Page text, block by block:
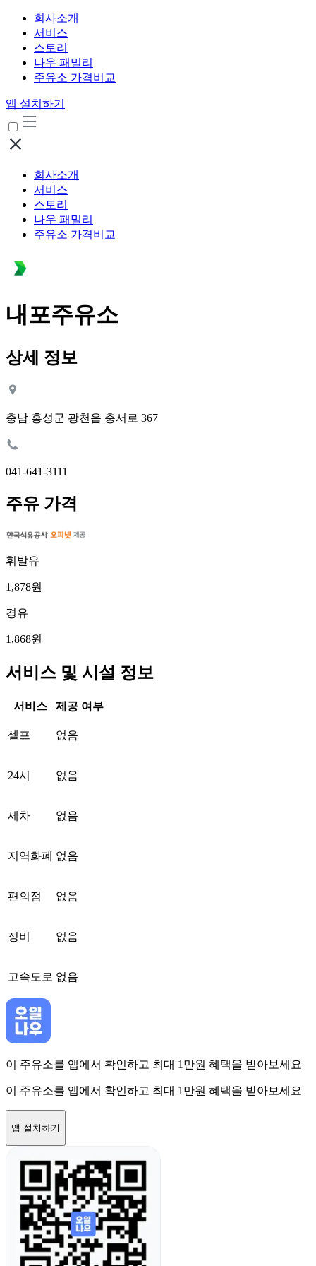
회사소개
서비스
스토리
나우 패밀리
주유소 가격비교
앱 설치하기
회사소개
서비스
스토리
나우 패밀리
주유소 가격비교
내포주유소
상세 정보
충남 홍성군 광천읍 충서로 367
041-641-3111
주유 가격
휘발유
1,878원
경유
1,868원
서비스 및 시설 정보
서비스 제공 여부
셀프 없음
24시 없음
세차 없음
지역화폐 없음
편의점 없음
정비 없음
고속도로 없음
이 주유소를 앱에서 확인하고 최대 1만원 혜택을 받아보세요
이 주유소를 앱에서 확인하고 최대 1만원 혜택을 받아보세요
앱 설치하기